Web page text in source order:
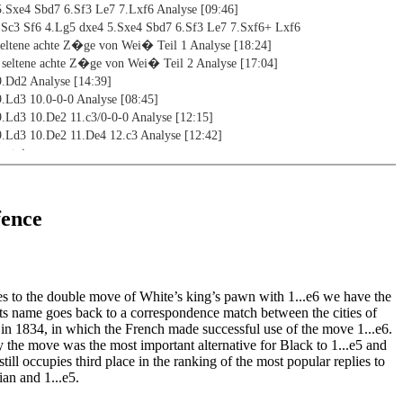
Sbd7 6.Sf3 Le7 7.Lxf6 Analyse [09:46]
Sf6 4.Lg5 dxe4 5.Sxe4 Sbd7 6.Sf3 Le7 7.Sxf6+ Lxf6
achte Z�ge von Wei� Teil 1 Analyse [18:24]
seltene achte Z�ge von Wei� Teil 2 Analyse [17:04]
Analyse [14:39]
10.0-0-0 Analyse [08:45]
10.De2 11.c3/0-0-0 Analyse [12:15]
10.De2 11.De4 12.c3 Analyse [12:42]
3 [02:02]
to the double move of White’s king’s pawn with 1...e6 we have the
name goes back to a correspondence match between the cities of
1834, in which the French made successful use of the move 1...e6.
the move was the most important alternative for Black to 1...e5 and
occupies third place in the ranking of the most popular replies to
and 1...e5.